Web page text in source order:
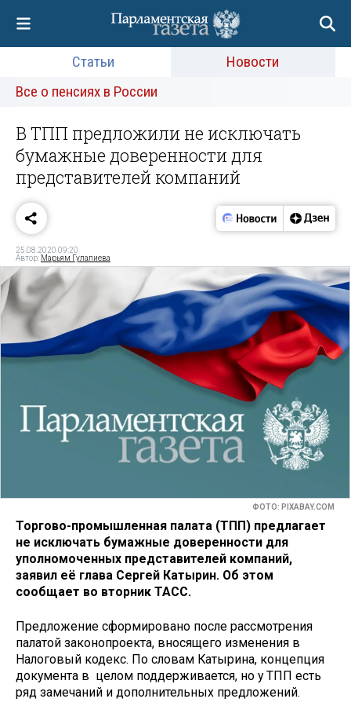
Статьи
Новости
Все о пенсиях в России
В ТПП предложили не исключать
бумажные доверенности для
представителей компаний
25.08.2020 09:20
Автор: Марьям Гулалиева
ФОТО: PIXABAY.COM
Торгово-промышленная палата (ТПП) предлагает
не исключать бумажные доверенности для
уполномоченных представителей компаний,
заявил её глава Сергей Катырин. Об этом
сообщает во вторник ТАСС.
Предложение сформировано после рассмотрения
палатой законопроекта, вносящего изменения в
Налоговый кодекс. По словам Катырина, концепция
документа в целом поддерживается, но у ТПП есть
ряд замечаний и дополнительных предложений.